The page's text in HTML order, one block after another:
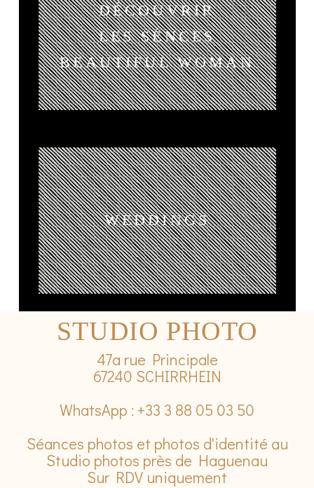
DÉCOUVRIR
LES SÉNCES
BEAUTIFUL WOMAN
WEDDINGS
STUDIO PHOTO
47a rue Principale
67240 SCHIRRHEIN
WhatsApp : +33 3 88 05 03 50
Séances photos et photos d'identité au
Studio photos près de Haguenau
Sur RDV uniquement